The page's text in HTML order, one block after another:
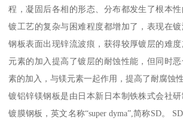
程，凝固后各相的形态、分布都发生了根本
镀工艺的复杂与困难程度都增加了，表现在
钢板表面出现锌流波痕，获得较厚镀层的难
元素的加入提高了镀层的耐蚀性能，但同时
素的加入，与镁元素一起作用，提高了耐腐蚀
镀铝锌镁钢板是由日本新日本制铁株式会社
镀膜钢板，英文名称“super dyma”,简称SD。